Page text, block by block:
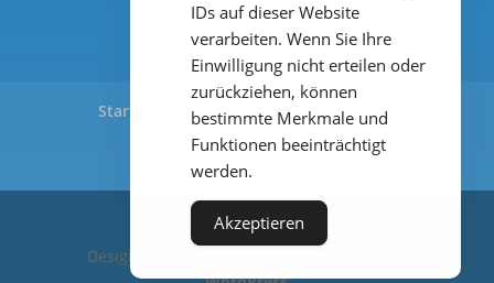
Start Produkte
Anwendungen
Downloads
Impressum
Datenschutzerklärung
Designed by
IDs auf dieser Website
verarbeiten. Wenn Sie Ihre
Einwilligung nicht erteilen oder
zurückziehen, können
bestimmte Merkmale und
Funktionen beeinträchtigt
werden.
Akzeptieren